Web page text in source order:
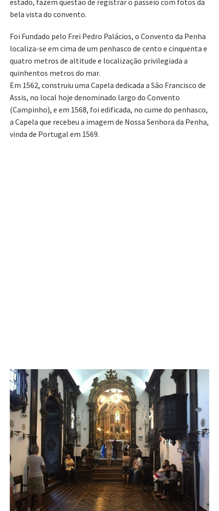
estado, fazem questão de registrar o passeio com fotos da
bela vista do convento.
Foi Fundado pelo Frei Pedro Palácios, o Convento da Penha
localiza-se em cima de um penhasco de cento e cinquenta e
quatro metros de altitude e localização privilegiada a
quinhentos metros do mar.
Em 1562, construiu uma Capela dedicada a São Francisco de
Assis, no local hoje denominado largo do Convento
(Campinho), e em 1568, foi edificada, no cume do penhasco,
a Capela que recebeu a imagem de Nossa Senhora da Penha,
vinda de Portugal em 1569.